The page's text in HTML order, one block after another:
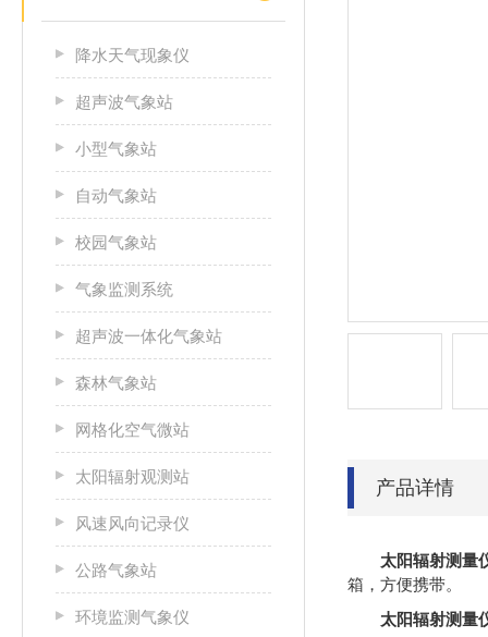
降水天气现象仪
超声波气象站
小型气象站
自动气象站
校园气象站
气象监测系统
超声波一体化气象站
森林气象站
网格化空气微站
太阳辐射观测站
风速风向记录仪
公路气象站
环境监测气象仪
产品详情
太阳辐射测量
箱，方便携带。
太阳辐射测量